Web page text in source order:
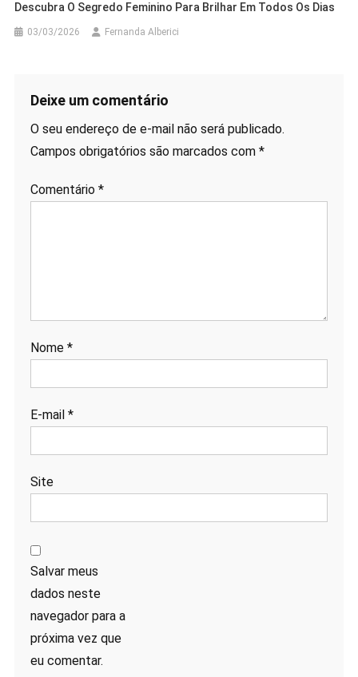
Descubra O Segredo Feminino Para Brilhar Em Todos Os Dias
03/03/2026 Fernanda Alberici
Deixe um comentário
O seu endereço de e-mail não será publicado.
Campos obrigatórios são marcados com *
Comentário *
Nome *
E-mail *
Site
Salvar meus
dados neste
navegador para a
próxima vez que
eu comentar.